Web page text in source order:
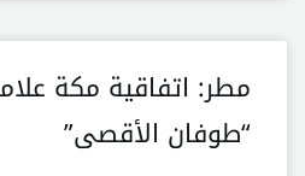
مطر: اتفاقية مكة
“طوفان الأقصى”